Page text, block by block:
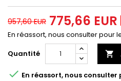
957,60 EUR 775,66 EUR
En réassort, nous consulter pour
Quantité

 En réassort, nous consulter